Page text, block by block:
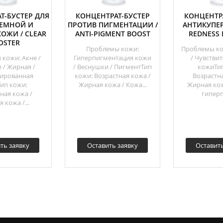
БУСТЕР ДЛЯ
И
/ CLEAR
Акне /
/ Жирная /
кожи:
кожа /
кожа /...
заявку
КОНЦЕНТРАТ-БУСТЕР
ПРОТИВ ПИГМЕНТАЦИИ /
ANTI-PIGMENT BOOST
Проблемы кожи:
Гиперпигментация кожи
/ Веснушки / ПигментТип
кожи: Возрастная кожа /
Жирная кожа / Кожа...
Оставить заявку
REDNESS
Проблемы
/
Жирная